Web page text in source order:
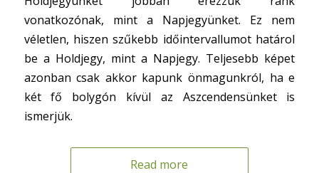
vonatkozónak, mint a Napjegyünket. Ez nem
véletlen, hiszen szűkebb időintervallumot határol
be a Holdjegy, mint a Napjegy. Teljesebb képet
azonban csak akkor kapunk önmagunkról, ha e
két fő bolygón kívül az Aszcendensünket is
ismerjük.
Read more